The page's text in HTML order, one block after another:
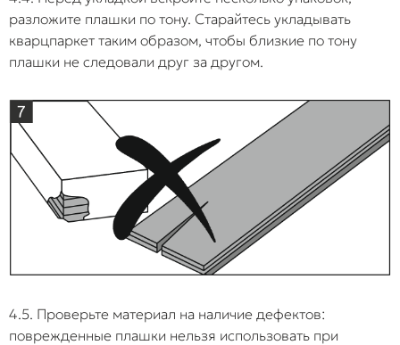
разложите плашки по тону. Старайтесь укладывать
кварцпаркет таким образом, чтобы близкие по тону
плашки не следовали друг за другом.
4.5. Проверьте материал на наличие дефектов:
поврежденные плашки нельзя использовать при